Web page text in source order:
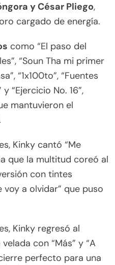
y César Pliego,
cargado de energía.
como “El paso del
“Soun Tha mi primer
“1x100to”, “Fuentes
“Ejercicio No. 16”,
mantuvieron el
Kinky cantó “Me
que la multitud coreó al
con tintes
a olvidar” que puso
Kinky regresó al
con “Más” y “A
perfecto para una